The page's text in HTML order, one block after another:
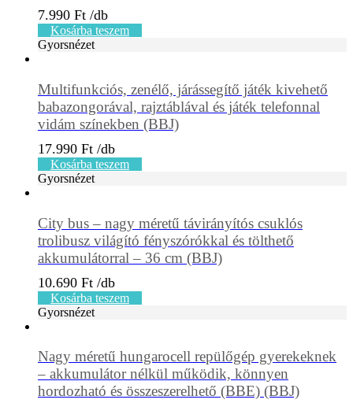
7.990 Ft
Kosárba teszem
Gyorsnézet
Multifunkciós, zenélő, járássegítő játék kivehető
babazongorával, rajztáblával és játék telefonnal
vidám színekben (BBJ)
17.990 Ft
Kosárba teszem
Gyorsnézet
City bus – nagy méretű távirányítós csuklós
trolibusz világító fényszórókkal és tölthető
akkumulátorral – 36 cm (BBJ)
10.690 Ft
Kosárba teszem
Gyorsnézet
Nagy méretű hungarocell repülőgép gyerekeknek
– akkumulátor nélkül működik, könnyen
hordozható és összeszerelhető (BBE) (BBJ)